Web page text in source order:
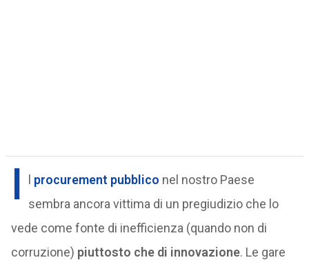
I procurement pubblico nel nostro Paese
sembra ancora vittima di un pregiudizio che lo
vede come fonte di inefficienza (quando non di
corruzione) piuttosto che di innovazione. Le gare